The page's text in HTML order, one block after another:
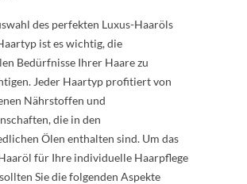
des perfekten Luxus-Haaröls
ist es wichtig, die
Bedürfnisse Ihrer Haare zu
Jeder Haartyp profitiert von
Nährstoffen und
die in den
Ölen enthalten sind. Um das
für Ihre individuelle Haarpflege
Sie die folgenden Aspekte